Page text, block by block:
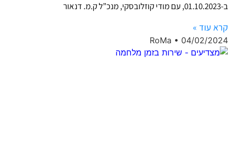
ב-01.10.2023, עם מודי קוזלובסקי, מנכ”ל ק.מ. דנאור
קרא עוד »
RoMa 04/02/2024